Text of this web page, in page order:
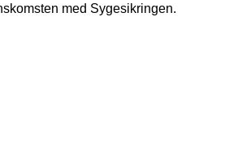
med Sygesikringen.